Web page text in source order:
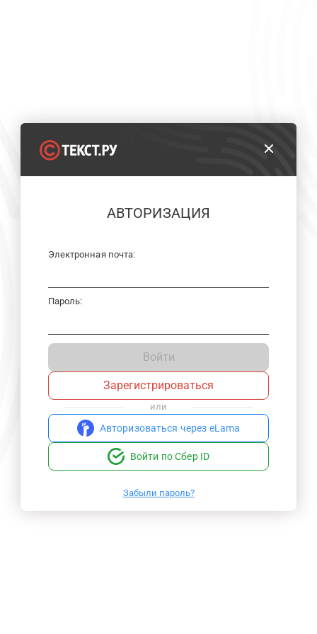
АВТОРИЗАЦИЯ
Электронная почта:
Пароль:
Войти
Зарегистрироваться
или
Авторизоваться через eLama
Войти по Сбер ID
Забыли пароль?